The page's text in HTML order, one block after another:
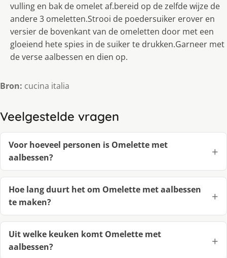
vulling en bak de omelet af.bereid op de zelfde wijze de
andere 3 omeletten.Strooi de poedersuiker erover en
versier de bovenkant van de omeletten door met een
gloeiend hete spies in de suiker te drukken.Garneer met
de verse aalbessen en dien op.
Bron: cucina italia
Veelgestelde vragen
Voor hoeveel personen is Omelette met
aalbessen?
Hoe lang duurt het om Omelette met aalbessen
te maken?
Uit welke keuken komt Omelette met
aalbessen?